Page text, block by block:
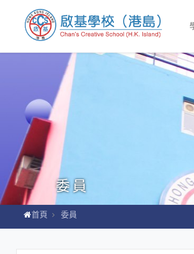
委員
首頁 委員